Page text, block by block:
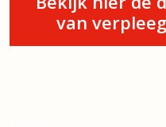
van